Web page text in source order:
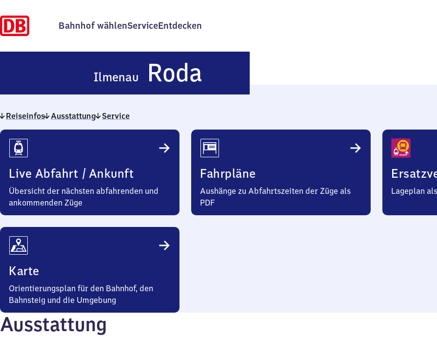
Bahnhof wählenServiceEntdecken
Ilmenau RodaIlmenau-
Roda
Reiseinfos Ausstattung Service
Reiseinfos
Live Abfahrt / Ankunft
Übersicht der nächsten abfahrenden und
ankommenden Züge
Fahrpläne
Aushänge zu Abfahrtszeiten der Züge als
PDF
Lageplan
Karte
Orientierungsplan für den Bahnhof, den
Bahnsteig und die Umgebung
Ausstattung